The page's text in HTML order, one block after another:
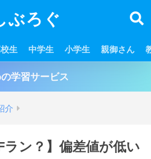
ぶろぐ
生 中学生 小学生 親御さん
学習サービス
介
ラン？】偏差値が低い